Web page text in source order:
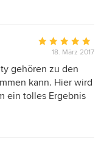
Bewertung:
5
von
5
18. März 2017
gehören zu den
kann. Hier wird
ein tolles Ergebnis
in in den